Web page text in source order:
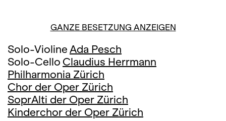
GANZE BESETZUNG ANZEIGEN
Solo-Violine Ada Pesch
Solo-Cello Claudius Herrmann
Philharmonia Zürich
Chor der Oper Zürich
SoprAlti der Oper Zürich
Kinderchor der Oper Zürich